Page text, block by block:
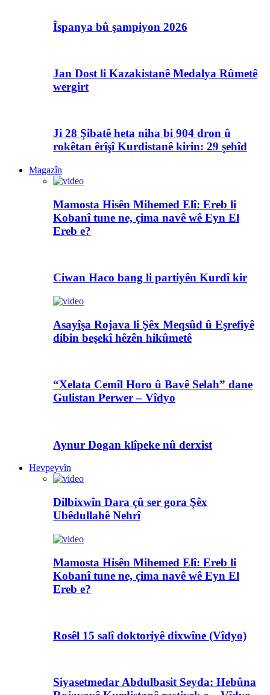
Îspanya bû şampiyon 2026
Jan Dost li Kazakistanê Medalya Rûmetê
wergirt
Ji 28 Şibatê heta niha bi 904 dron û
rokêtan êrîşî Kurdistanê kirin: 29 şehîd
Magazîn
Mamosta Hisên Mihemed Elî: Ereb li
Kobanî tune ne, çima navê wê Eyn El
Ereb e?
Ciwan Haco bang li partiyên Kurdî kir
Asayîşa Rojava li Şêx Meqsûd û Eşrefiyê
dibin beşekî hêzên hikûmetê
“Xelata Cemîl Horo û Bavê Selah” dane
Gulistan Perwer – Vîdyo
Aynur Dogan klîpeke nû derxist
Hevpeyvîn
Dilbixwîn Dara çû ser gora Şêx
Ubêdullahê Nehrî
Mamosta Hisên Mihemed Elî: Ereb li
Kobanî tune ne, çima navê wê Eyn El
Ereb e?
Rosêl 15 salî doktoriyê dixwîne (Vîdyo)
Siyasetmedar Abdulbasit Seyda: Hebûna